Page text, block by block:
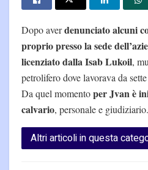
Dopo averdenunciato alcuni
proprio presso la sede
licenziato dalla Isab Lukoil,
petrolifero dove lavorava da
Da quel momentoper Jvan è
calvario, personale e giudiziario.
Altri articoli in questa